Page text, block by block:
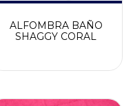
ALFOMBRA BAÑO
SHAGGY CORAL